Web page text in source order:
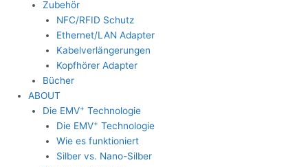
Zubehör
NFC/RFID Schutz
Ethernet/LAN Adapter
Kabelverlängerungen
Kopfhörer Adapter
Bücher
ABOUT
Die EMV+ Technologie
Die EMV+ Technologie
Wie es funktioniert
Silber vs. Nano-Silber